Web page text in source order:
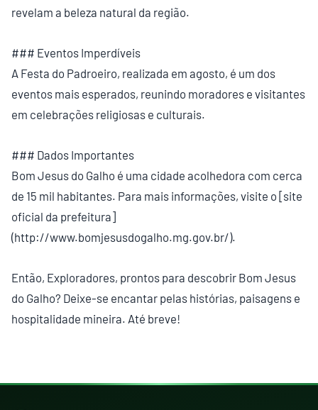
revelam a beleza natural da região.
### Eventos Imperdíveis
A Festa do Padroeiro, realizada em agosto, é um dos
eventos mais esperados, reunindo moradores e visitantes
em celebrações religiosas e culturais.
### Dados Importantes
Bom Jesus do Galho é uma cidade acolhedora com cerca
de 15 mil habitantes. Para mais informações, visite o [site
oficial da prefeitura]
(http://www.bomjesusdogalho.mg.gov.br/).
Então, Exploradores, prontos para descobrir Bom Jesus
do Galho? Deixe-se encantar pelas histórias, paisagens e
hospitalidade mineira. Até breve!